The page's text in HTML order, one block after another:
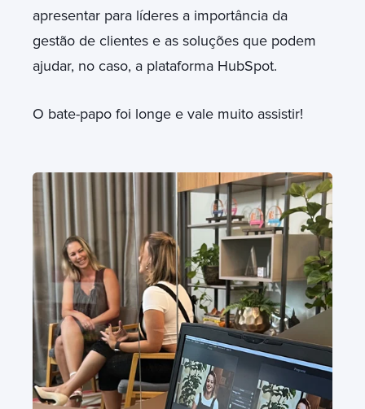
apresentar para líderes a importância da
gestão de clientes e as soluções que podem
ajudar, no caso, a plataforma HubSpot.
O bate-papo foi longe e vale muito assistir!